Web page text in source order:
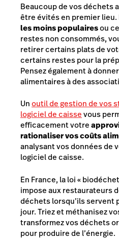
Beaucoup de vos déchets
être évités en premier lieu.
les moins populairesou
restes non consommés,
retirer certains plats de
certains restes pour la
Pensez également à
alimentaires à des
Unoutil de gestion de vos
logiciel de caissevous
efficacement votre
rationaliser vos coûts
analysant vos données de
logiciel de caisse.
En France, la loi«
impose aux restaurateurs
déchets lorsqu’ils servent
jour. Triez et méthanisez
transformez vos déchets
pour produire de l’énergie.